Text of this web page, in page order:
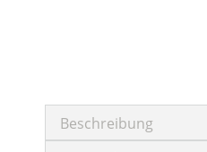
Beschreibung